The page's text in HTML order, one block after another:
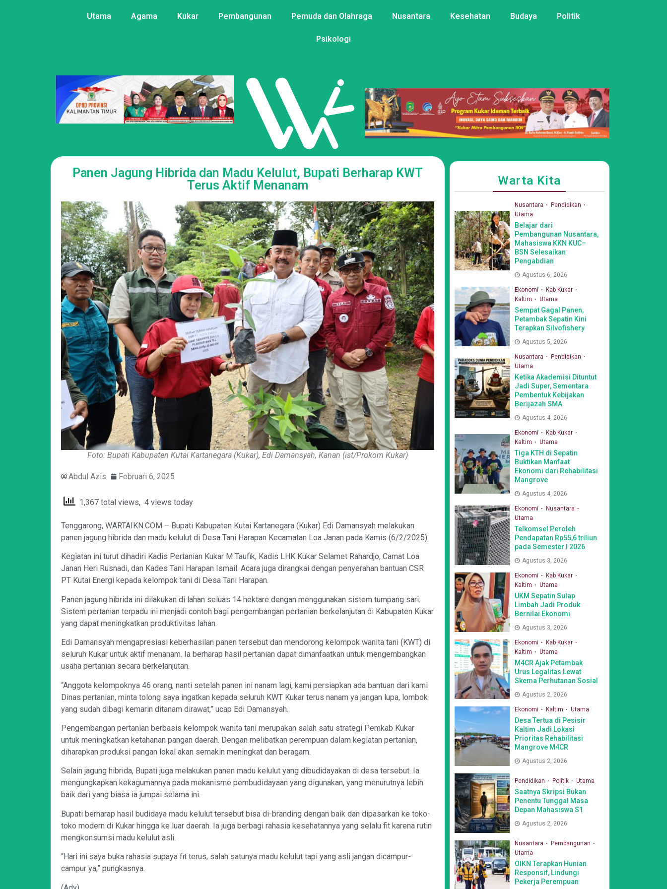
Utama Agama Kukar Pembangunan Pemuda dan Olahraga Nusantara Kesehatan Budaya Politik
Psikologi
Panen Jagung Hibrida dan Madu Kelulut, Bupati Berharap KWT
Terus Aktif Menanam
Foto: Bupati Kabupaten Kutai Kartanegara (Kukar), Edi Damansyah, Kanan (ist/Prokom Kukar)
Abdul Azis Februari 6, 2025
1,367 total views, 4 views today
Tenggarong, WARTAIKN.COM – Bupati Kabupaten Kutai Kartanegara (Kukar) Edi Damansyah melakukan
panen jagung hibrida dan madu kelulut di Desa Tani Harapan Kecamatan Loa Janan pada Kamis (6/2/2025).
Kegiatan ini turut dihadiri Kadis Pertanian Kukar M Taufik, Kadis LHK Kukar Selamet Rahardjo, Camat Loa
Janan Heri Rusnadi, dan Kades Tani Harapan Ismail. Acara juga dirangkai dengan penyerahan bantuan CSR
PT Kutai Energi kepada kelompok tani di Desa Tani Harapan.
Panen jagung hibrida ini dilakukan di lahan seluas 14 hektare dengan menggunakan sistem tumpang sari.
Sistem pertanian terpadu ini menjadi contoh bagi pengembangan pertanian berkelanjutan di Kabupaten Kukar
yang dapat meningkatkan produktivitas lahan.
Edi Damansyah mengapresiasi keberhasilan panen tersebut dan mendorong kelompok wanita tani (KWT) di
seluruh Kukar untuk aktif menanam. Ia berharap hasil pertanian dapat dimanfaatkan untuk mengembangkan
usaha pertanian secara berkelanjutan.
“Anggota kelompoknya 46 orang, nanti setelah panen ini nanam lagi, kami persiapkan ada bantuan dari kami
Dinas pertanian, minta tolong saya ingatkan kepada seluruh KWT Kukar terus nanam ya jangan lupa, lombok
yang sudah dibagi kemarin ditanam dirawat,” ucap Edi Damansyah.
Pengembangan pertanian berbasis kelompok wanita tani merupakan salah satu strategi Pemkab Kukar
untuk meningkatkan ketahanan pangan daerah. Dengan melibatkan perempuan dalam kegiatan pertanian,
diharapkan produksi pangan lokal akan semakin meningkat dan beragam.
Selain jagung hibrida, Bupati juga melakukan panen madu kelulut yang dibudidayakan di desa tersebut. Ia
mengungkapkan kekagumannya pada mekanisme pembudidayaan yang digunakan, yang menurutnya lebih
baik dari yang biasa ia jumpai selama ini.
Bupati berharap hasil budidaya madu kelulut tersebut bisa di-branding dengan baik dan dipasarkan ke toko-
toko modern di Kukar hingga ke luar daerah. Ia juga berbagi rahasia kesehatannya yang selalu fit karena rutin
mengkonsumsi madu kelulut asli.
“Hari ini saya buka rahasia supaya fit terus, salah satunya madu kelulut tapi yang asli jangan dicampur-
campur ya,” pungkasnya.
Warta Kita
Nusantara
Pendidikan
Utama
Belajar dari
Pembangunan Nusantara,
Mahasiswa KKN KUC–
BSN Selesaikan
Pengabdian
Agustus 6, 2026
Ekonomi
Kab Kukar
Kaltim
Utama
Sempat Gagal Panen,
Petambak Sepatin Kini
Terapkan Silvofishery
Agustus 5, 2026
Nusantara
Pendidikan
Utama
Ketika Akademisi Dituntut
Jadi Super, Sementara
Pembentuk Kebijakan
Berijazah SMA
Agustus 4, 2026
Ekonomi
Kab Kukar
Kaltim
Utama
Tiga KTH di Sepatin
Buktikan Manfaat
Ekonomi dari Rehabilitasi
Mangrove
Agustus 4, 2026
Ekonomi
Nusantara
Utama
Telkomsel Peroleh
Pendapatan Rp55,6 triliun
pada Semester I 2026
Agustus 3, 2026
Ekonomi
Kab Kukar
Kaltim
Utama
UKM Sepatin Sulap
Limbah Jadi Produk
Bernilai Ekonomi
Agustus 3, 2026
Ekonomi
Kab Kukar
Kaltim
Utama
M4CR Ajak Petambak
Urus Legalitas Lewat
Skema Perhutanan Sosial
Agustus 2, 2026
Ekonomi Kaltim Utama
Desa Tertua di Pesisir
Kaltim Jadi Lokasi
Prioritas Rehabilitasi
Mangrove M4CR
Agustus 2, 2026
Pendidikan Politik Utama
Saatnya Skripsi Bukan
Penentu Tunggal Masa
Depan Mahasiswa S1
Agustus 2, 2026
Nusantara
Pembangunan
Utama
OIKN Terapkan Hunian
Responsif, Lindungi
Pekerja Perempuan